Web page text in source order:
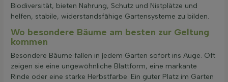
Biodiversität, bieten Nahrung, Schutz und Nistplätze und
helfen, stabile, widerstandsfähige Gartensysteme zu bilden.
Wo besondere Bäume am besten zur Geltung
kommen
Besondere Bäume fallen in jedem Garten sofort ins Auge. Oft
zeigen sie eine ungewöhnliche Blattform, eine markante
Rinde oder eine starke Herbstfarbe. Ein guter Platz im Garten